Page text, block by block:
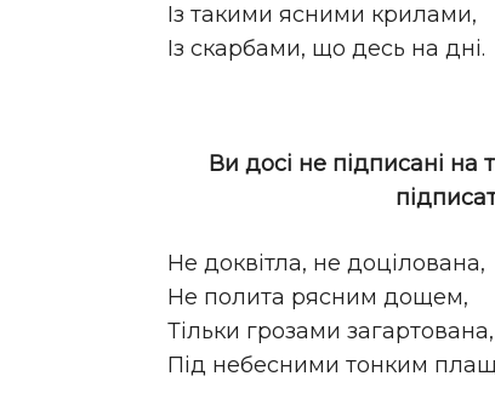
Із такими ясними крилами,
Із скарбами, що десь на дні.
Ви досі не підписані на
Не доквітла, не доцілована,
Не полита рясним дощем,
Тільки грозами загартована,
Під небесними тонким